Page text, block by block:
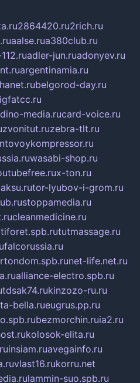
2864420.ru2rich.ru
aalse.rua380club.ru
adler-jun.ruadonyev.ru
argentinamia.ru
belgorod-day.ru
media.rucard-voice.ru
zvonitut.ruzebra-tlt.ru
wasabi-shop.ru
x-ton.ru
tor-lyubov-i-grom.ru
stoppamedia.ru
cleanmedicine.ru
tutmassage.ru
falcorussia.ru
net-life.net.ru
alliance-electro.spb.ru
tdsak74.rukinzozo-ru.ru
bella.rueugrus.pp.ru
bezmorchin.ruia2.ru
kolosok-elita.ru
insiam.ruavegainfo.ru
vlast16.rukorru.net
lammin-suo.spb.ru